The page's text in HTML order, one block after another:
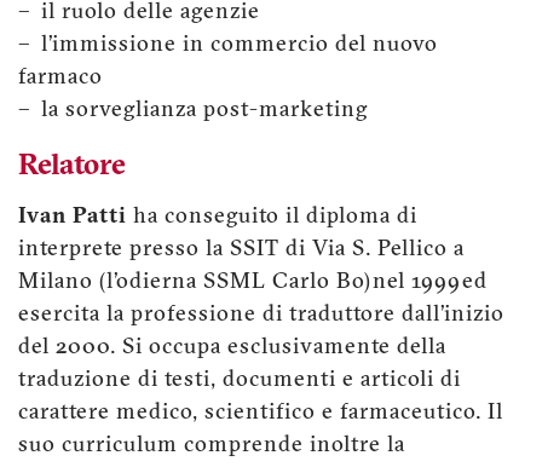
– il ruolo delle agenzie
– l’immissione in commercio del nuovo
farmaco
– la sorveglianza post-marketing
Relatore
Ivan Patti ha conseguito il diploma di
interprete presso la SSIT di Via S. Pellico a
Milano (l’odierna SSML Carlo Bo) nel 1999 ed
esercita la professione di traduttore dall’inizio
del 2000. Si occupa esclusivamente della
traduzione di testi, documenti e articoli di
carattere medico, scientifico e farmaceutico. Il
suo curriculum comprende inoltre la